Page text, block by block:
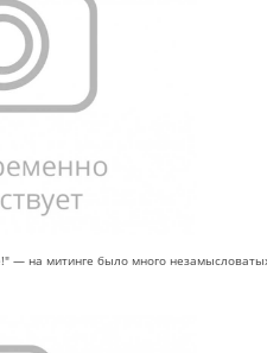
— на митинге было много